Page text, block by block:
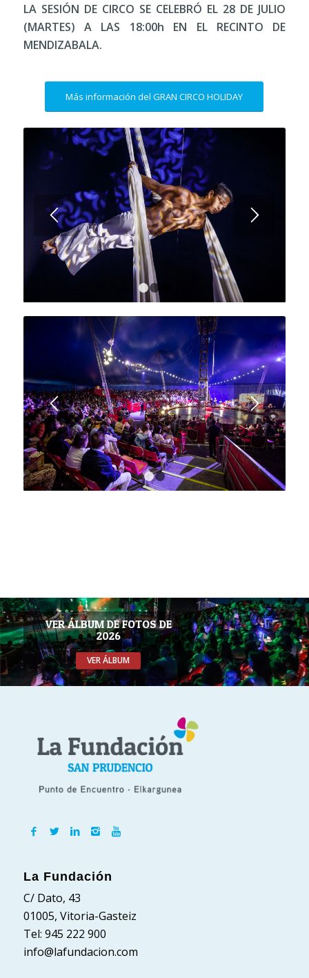
LA SESIÓN DE CIRCO SE CELEBRÓ EL 28 DE JULIO
(MARTES) A LAS 18:00h EN EL RECINTO DE
MENDIZABALA.
Más información del GRAN CIRCO HOLIDAY
1 2 3
1 2
VER ÁLBUM DE FOTOS DE
2026
VER ÁLBUM
La Fundación
C/ Dato, 43
01005, Vitoria-Gasteiz
Tel: 945 222 900
info@lafundacion.com